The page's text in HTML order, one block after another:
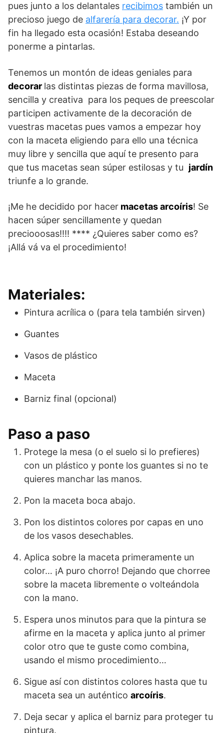
pues junto a los delantales recibimos también un
precioso juego de alfarería para decorar. ¡Y por
fin ha llegado esta ocasión! Estaba deseando
ponerme a pintarlas.
Tenemos un montón de ideas geniales para
decorar las distintas piezas de forma mavillosa,
sencilla y creativa para los peques de preescolar
participen activamente de la decoración de
vuestras macetas pues vamos a empezar hoy
con la maceta eligiendo para ello una técnica
muy libre y sencilla que aquí te presento para
que tus macetas sean súper estilosas y tu jardín
triunfe a lo grande.
¡Me he decidido por hacer macetas arcoíris! Se
hacen súper sencillamente y quedan
preciooosas!!!! **** ¿Quieres saber como es?
¡Allá vá va el procedimiento!
Materiales:
Pintura acrílica o (para tela también sirven)
Guantes
Vasos de plástico
Maceta
Barniz final (opcional)
Paso a paso
Protege la mesa (o el suelo si lo prefieres)
con un plástico y ponte los guantes si no te
quieres manchar las manos.
Pon la maceta boca abajo.
Pon los distintos colores por capas en uno
de los vasos desechables.
Aplica sobre la maceta primeramente un
color… ¡A puro chorro! Dejando que chorree
sobre la maceta libremente o volteándola
con la mano.
Espera unos minutos para que la pintura se
afirme en la maceta y aplica junto al primer
color otro que te guste como combina,
usando el mismo procedimiento…
Sigue así con distintos colores hasta que tu
maceta sea un auténtico arcoíris.
Deja secar y aplica el barniz para proteger tu
pintura.